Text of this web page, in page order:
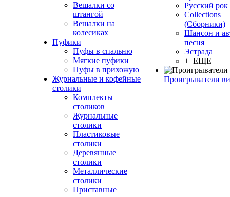
Вешалки со
штангой
Вешалки на
колесиках
Пуфики
Пуфы в спальню
Мягкие пуфики
Пуфы в прихожую
Журнальные и кофейные
столики
Комплекты
столиков
Журнальные
столики
Пластиковые
столики
Деревянные
столики
Металлические
столики
Приставные
Русский рок
Сollections
(Сборники)
Шансон и
песня
Эстрада
+ ЕЩЕ
Проигрыватели